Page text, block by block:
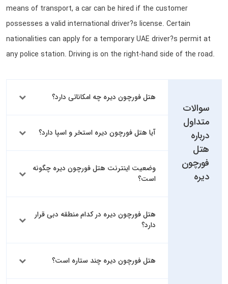
means of transport, a car can be hired if the customer
possesses a valid international driver?s license. Certain
nationalities can apply for a temporary UAE driver?s permit at
any police station. Driving is on the right-hand side of the road.
سوالات
متداول
درباره
هتل
فورچون
دیره
هتل فورچون دیره چه امکاناتی دارد؟
آیا هتل فورچون دیره استخر و اسپا دارد؟
وضعیت اینترنت هتل فورچون دیره چگونه
است؟
هتل فورچون دیره در کدام منطقه دبی قرار
دارد؟
هتل فورچون دیره چند ستاره است؟